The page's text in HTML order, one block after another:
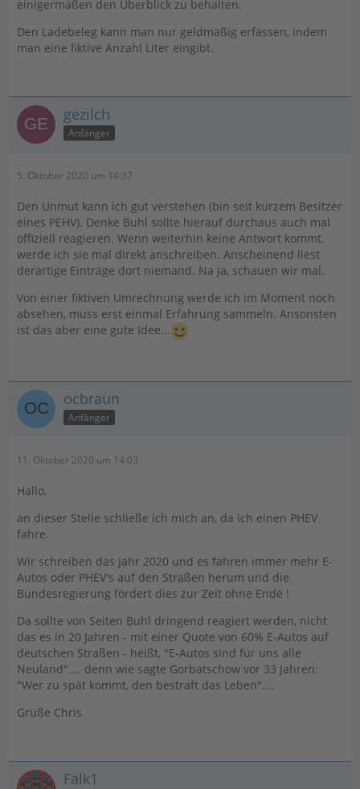
einigermaßen den Überblick zu behalten.
Den Ladebeleg kann man nur geldmäßig erfassen, indem
man eine fiktive Anzahl Liter eingibt.
gezilch
Anfänger
5. Oktober 2020 um 14:37
Den Unmut kann ich gut verstehen (bin seit kurzem Besitzer
eines PEHV). Denke Buhl sollte hierauf durchaus auch mal
offiziell reagieren. Wenn weiterhin keine Antwort kommt,
werde ich sie mal direkt anschreiben. Anscheinend liest
derartige Einträge dort niemand. Na ja, schauen wir mal.
Von einer fiktiven Umrechnung werde ich im Moment noch
absehen, muss erst einmal Erfahrung sammeln. Ansonsten
ist das aber eine gute Idee...
ocbraun
Anfänger
11. Oktober 2020 um 14:03
Hallo,
an dieser Stelle schließe ich mich an, da ich einen PHEV
fahre.
Wir schreiben das Jahr 2020 und es fahren immer mehr E-
Autos oder PHEV's auf den Straßen herum und die
Bundesregierung fördert dies zur Zeit ohne Ende !
Da sollte von Seiten Buhl dringend reagiert werden, nicht
das es in 20 Jahren - mit einer Quote von 60% E-Autos auf
deutschen Straßen - heißt, "E-Autos sind für uns alle
Neuland".... denn wie sagte Gorbatschow vor 33 Jahren:
"Wer zu spät kommt, den bestraft das Leben"....
Grüße Chris
Falk1